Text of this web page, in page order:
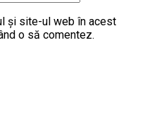
și site-ul web în acest
o să comentez.